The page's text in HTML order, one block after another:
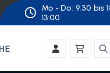
Mo - Do: 9.30 bis
13:00